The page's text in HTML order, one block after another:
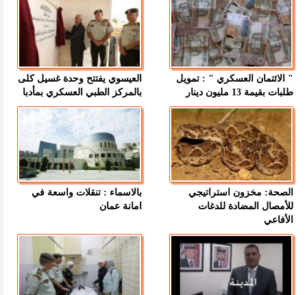
" الائتمان العسكري " : تمويل
طلبات بقيمة 13 مليون دينار
العيسوي يفتتح وحدة غسيل كلى
بالمركز الطبي العسكري بمأدبا
الصحة: مخزون استراتيجي
للأمصال المضادة للدغات
الأفاعي
بالاسماء : تنقلات واسعة في
امانة عمان